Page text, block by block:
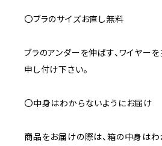
〇ブラのサイズお直し無料
ブラのアンダーを伸ばす、ワイヤー
申し付け下さい。
〇中身はわからないようにお届け
商品をお届けの際は、箱の中身はわ